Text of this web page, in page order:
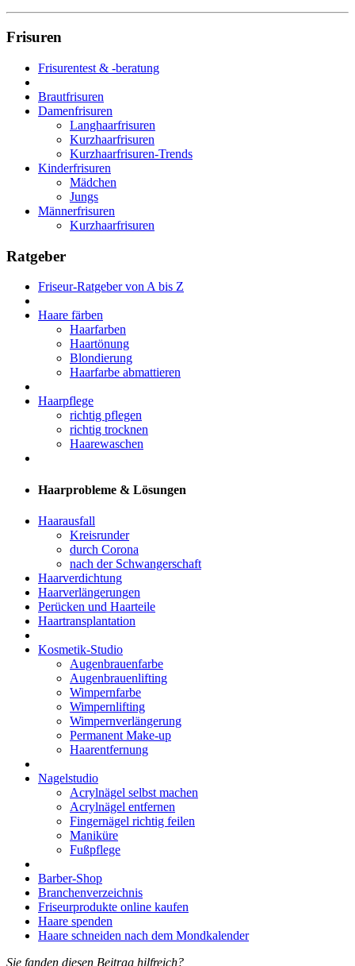
Frisuren
Frisurentest & -beratung
Brautfrisuren
Damenfrisuren
Langhaarfrisuren
Kurzhaarfrisuren
Kurzhaarfrisuren-Trends
Kinderfrisuren
Mädchen
Jungs
Männerfrisuren
Kurzhaarfrisuren
Ratgeber
Friseur-Ratgeber von A bis Z
Haare färben
Haarfarben
Haartönung
Blondierung
Haarfarbe abmattieren
Haarpflege
richtig pflegen
richtig trocknen
Haarewaschen
Haarprobleme & Lösungen
Haarausfall
Kreisrunder
durch Corona
nach der Schwangerschaft
Haarverdichtung
Haarverlängerungen
Perücken und Haarteile
Haartransplantation
Kosmetik-Studio
Augenbrauenfarbe
Augenbrauenlifting
Wimpernfarbe
Wimpernlifting
Wimpernverlängerung
Permanent Make-up
Haarentfernung
Nagelstudio
Acrylnägel selbst machen
Acrylnägel entfernen
Fingernägel richtig feilen
Maniküre
Fußpflege
Barber-Shop
Branchenverzeichnis
Friseurprodukte online kaufen
Haare spenden
Haare schneiden nach dem Mondkalender
Sie fanden diesen Beitrag hilfreich?